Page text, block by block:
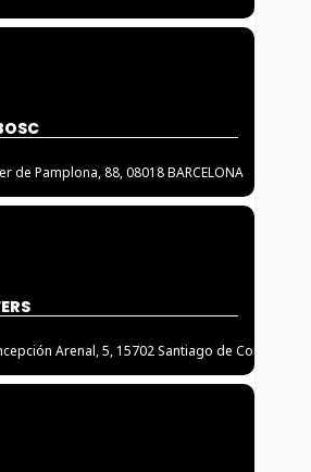
de Pamplona, 88, 08018 BARCELONA
Arenal, 5, 15702 Santiago de